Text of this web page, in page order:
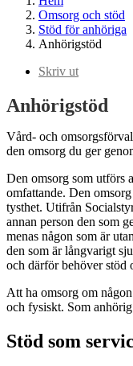
Omsorg och stöd
Stöd för anhöriga
Anhörigstöd
Skriv ut
Anhörigstöd
Vård- och
den omsorg du ger
Den omsorg som utförs
omfattande. Den
tysthet. Utifrån
annan person den som
menas någon som är
den som är långvarigt
och därför behöver stöd
Att ha omsorg om
och fysiskt. Som
Stöd som